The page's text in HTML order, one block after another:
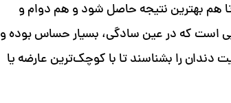
هم بهترین نتیجه حاصل شود و هم دوام و
است که در عین سادگی، بسیار حساس بوده و
دندان را بشناسند تا با کوچک‌ترین عارضه یا